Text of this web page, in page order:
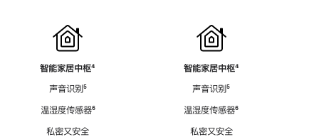
智能家居中枢脚
⁴
声音识别脚
⁵
温湿度传感器脚
⁶
私密又安全
智能家居中枢脚
⁴
声音识别脚
⁵
温湿度传感器脚
⁶
私密又安全